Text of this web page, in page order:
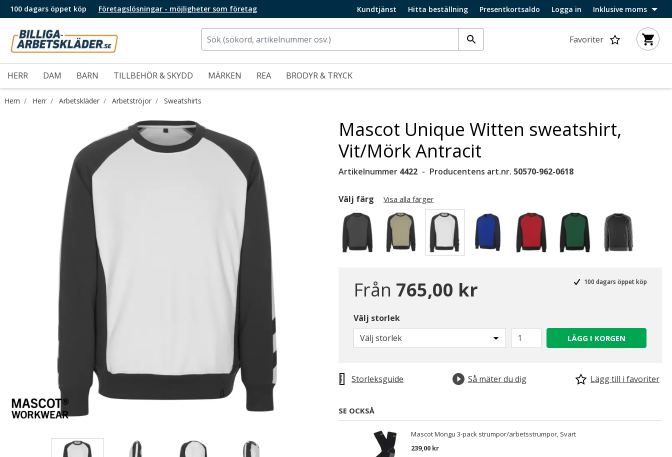
100 dagars öppet köp Företagslösningar - möjligheter som företag Kundtjänst Hitta beställning Presentkortsaldo Logga in Inklusive moms
Favoriter
HERR DAM BARN TILLBEHÖR & SKYDD MÄRKEN REA BRODYR & TRYCK
Hem Herr Arbetskläder Arbetströjor Sweatshirts
Mascot Unique Witten sweatshirt,
Vit/Mörk Antracit
Artikelnummer 4422 Producentens art.nr. 50570-962-0618
Välj färg Visa alla färger
Från 765,00 kr 100 dagars öppet köp
Välj storlek
Välj storlek
LÄGG I KORGEN
Storleksguide Så mäter du dig Lägg till i favoriter
SE OCKSÅ
Mascot Mongu 3-pack strumpor/arbetsstrumpor, Svart
239,00 kr